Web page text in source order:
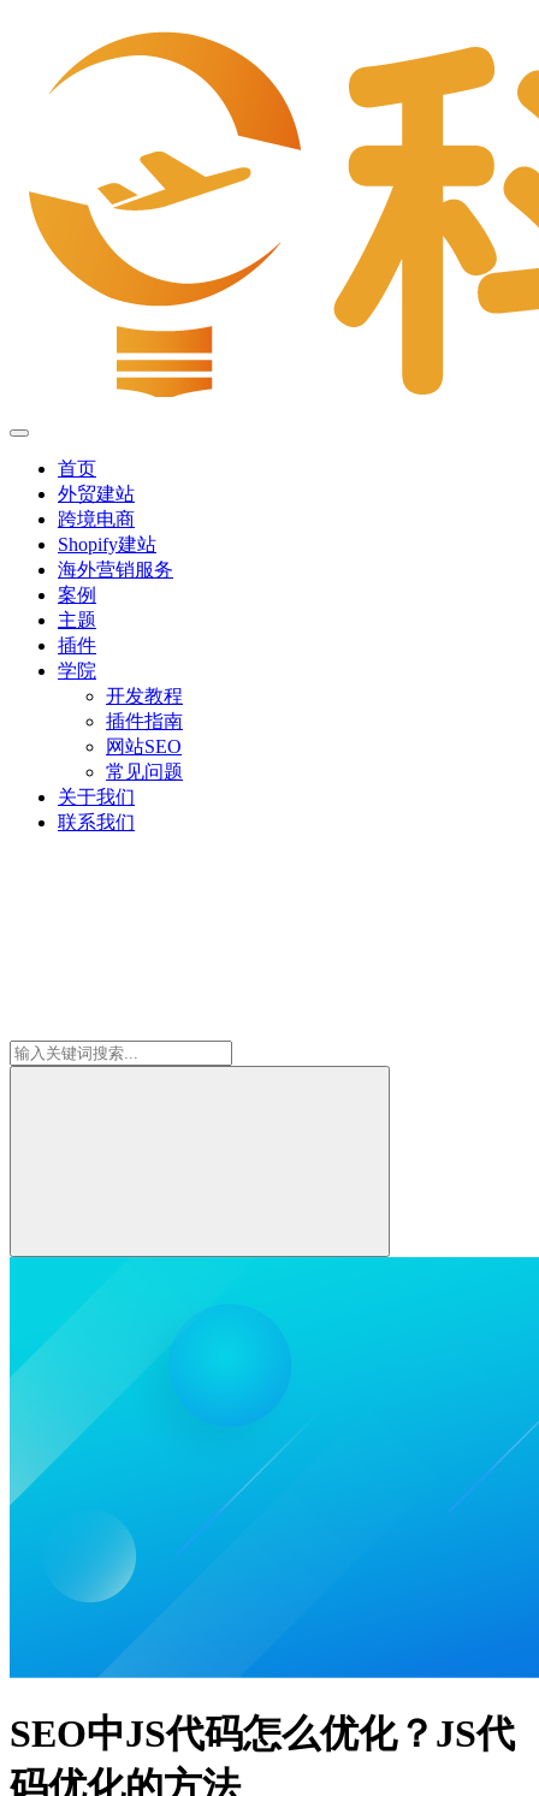
首页
外贸建站
跨境电商
Shopify建站
海外营销服务
案例
主题
插件
学院
开发教程
插件指南
网站SEO
常见问题
关于我们
联系我们
SEO中JS代码怎么优化？JS代
码优化的方法